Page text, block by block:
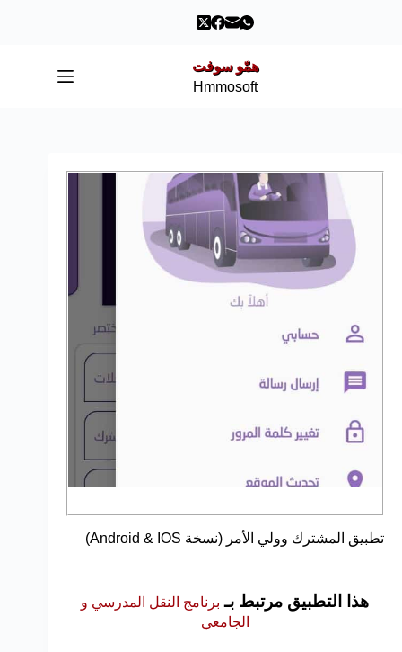
همّو سوفت
Hmmosoft
تطبيق المشترك وولي الأمر (نسخة Android & IOS)
هذا التطبيق مرتبط بـ برنامج النقل المدرسي و
الجامعي